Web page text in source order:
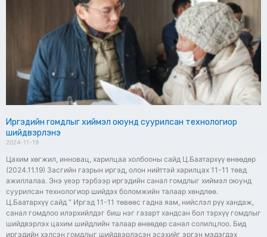
Иргэдийн гомдлыг хиймэл оюунд суурилсан технологиор
шийдвэрлэнэ
2024-11-19
Цахим хөгжил, инновац, харилцаа холбооны сайд Ц.Баатархүү өнөөдөр
(2024.11.19) Засгийн газрын иргэд, олон нийттэй харилцах 11-11 төвд
ажиллалаа. Энэ үеэр тэрбээр иргэдийн санал гомдлыг хиймэл оюунд
суурилсан технологиор шийдэх боломжийн талаар хөндлөө.
Ц.Баатархүү сайд “ Иргэд 11-11 төвөөс гадна яам, нийслэл рүү хандаж,
санал гомдлоо илэрхийлдэг биш нэг газарт хандсан бол тэрхүү гомдлыг
шийдвэрлэх цахим шийдлийн талаар өнөөдөр санал солилцлоо. Бид
иргэдийн хэлсэн гомдлыг шийдвэрлэсэн эсэхийг эргэн мэдэгдэх